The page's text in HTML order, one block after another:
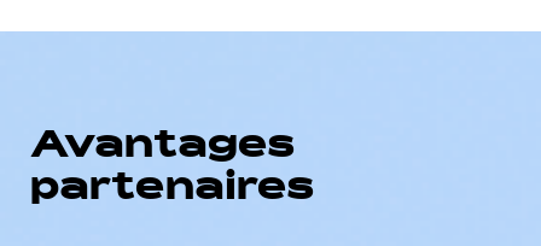
Avantages
partenaires